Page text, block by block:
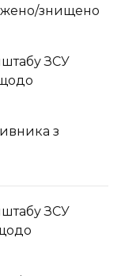
знищено
ЗСУ
з
ЗСУ